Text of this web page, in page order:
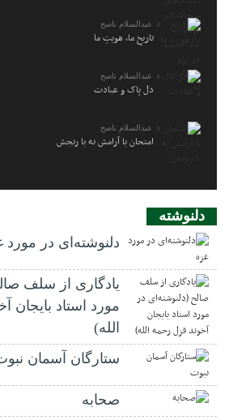
عبدالسلام ناصح
تاریخِ ما، هویتِ ما
عبدالسلام ناصح
دل پاک و عبادت
عبدالسلام ناصح
امتحان با آرامش نه با رنجش
دلنوشته
دلنوشته‌ای در مورد
یادگاری از سلف
مورد استاد بایجان
الله)
ستارگان آسمان
صحابه